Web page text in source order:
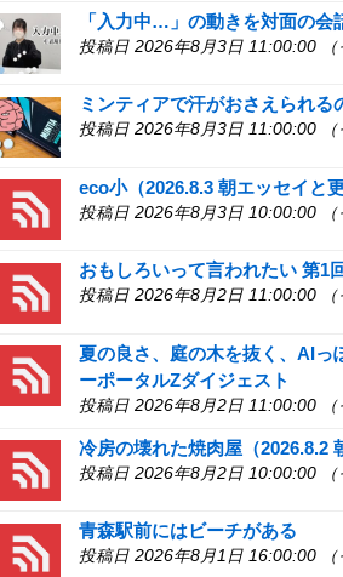
「入力中…」の動きを対面の会
投稿日 2026年8月3日 11:00:00 （
ミンティアで汗がおさえられる
投稿日 2026年8月3日 11:00:00 （
eco小（2026.8.3 朝エッセイと更
投稿日 2026年8月3日 10:00:00 （
おもしろいって言われたい 第1
投稿日 2026年8月2日 11:00:00 （
夏の良さ、庭の木を抜く、AIっ
ーポータルZダイジェスト
投稿日 2026年8月2日 11:00:00 （
冷房の壊れた焼肉屋（2026.8.2
投稿日 2026年8月2日 10:00:00 （
青森駅前にはビーチがある
投稿日 2026年8月1日 16:00:00 （